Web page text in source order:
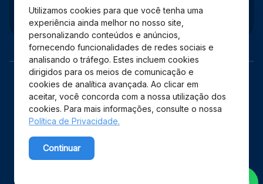
Utilizamos cookies para que você tenha uma
experiência ainda melhor no nosso site,
personalizando conteúdos e anúncios,
fornecendo funcionalidades de redes sociais e
analisando o tráfego. Estes incluem cookies
dirigidos para os meios de comunicação e
cookies de analítica avançada. Ao clicar em
aceitar, você concorda com a nossa utilização dos
cookies. Para mais informações, consulte o nossa
Política de Privacidade.
Continuar
Administração
Copyright © 2026 Shopping Estação – Todos os direitos